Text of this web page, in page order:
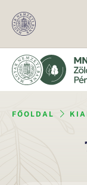
FŐOLDAL